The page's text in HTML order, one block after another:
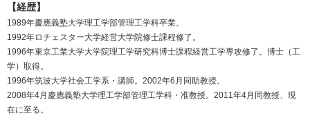
【経歴】
1989年慶應義塾大学理工学部管理工学科卒業。
1992年ロチェスター大学経営大学院修士課程修了。
1996年東京工業大学大学院理工学研究科博士課程経営工学専攻修了。博士（工
学）取得。
1996年筑波大学社会工学系・講師。2002年6月同助教授。
2008年4月慶應義塾大学理工学部管理工学科・准教授。2011年4月同教授、現
在に至る。